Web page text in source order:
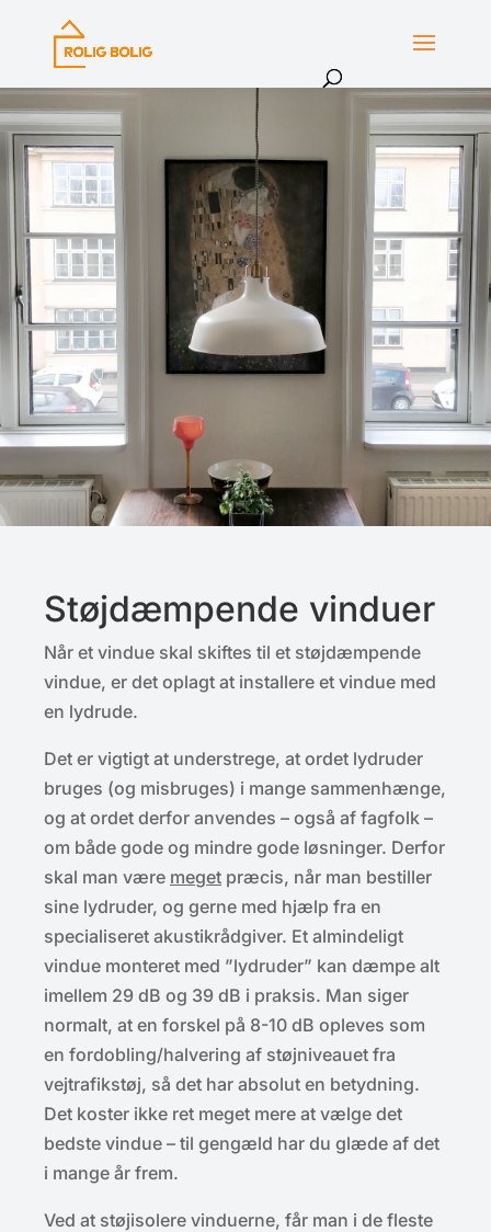
Støjdæmpende vinduer
Når et vindue skal skiftes til et støjdæmpende
vindue, er det oplagt at installere et vindue med
en lydrude.
Det er vigtigt at understrege, at ordet lydruder
bruges (og misbruges) i mange sammenhænge,
og at ordet derfor anvendes – også af fagfolk –
om både gode og mindre gode løsninger. Derfor
skal man være meget præcis, når man bestiller
sine lydruder, og gerne med hjælp fra en
specialiseret akustikrådgiver. Et almindeligt
vindue monteret med ”lydruder” kan dæmpe alt
imellem 29 dB og 39 dB i praksis. Man siger
normalt, at en forskel på 8-10 dB opleves som
en fordobling/halvering af støjniveauet fra
vejtrafikstøj, så det har absolut en betydning.
Det koster ikke ret meget mere at vælge det
bedste vindue – til gengæld har du glæde af det
i mange år frem.
Ved at støjisolere vinduerne, får man i de fleste